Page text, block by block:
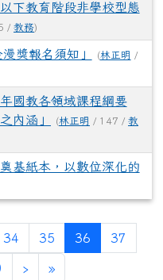
以下教育階段非學校型態
/ 教務)
獎報名須知」 (林正明 /
年國教各領域課程綱要
內涵」
(林正明 / 147 / 教
基紙本，以數位深化的
34 35 36 (目前頁次)
37
›下一頁
»最後頁